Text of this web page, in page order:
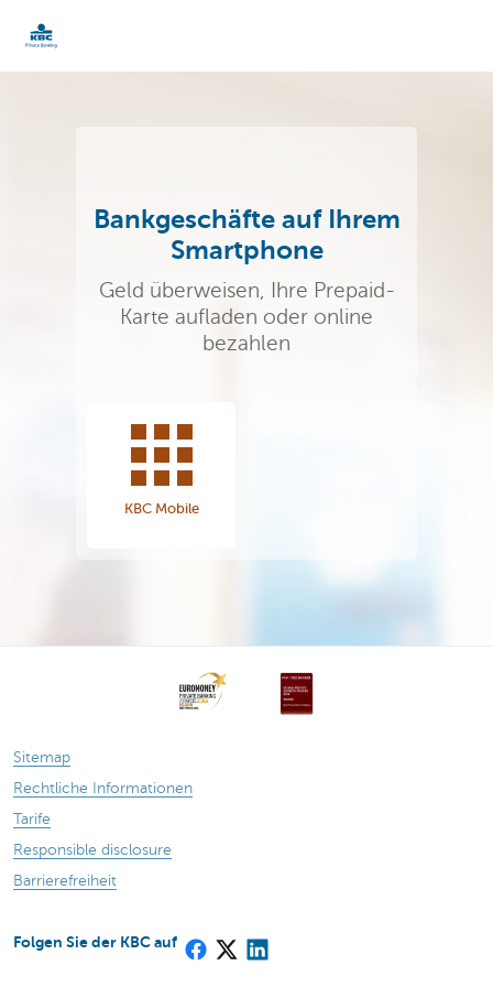
KBC
Bankgeschäfte auf Ihrem
Smartphone
Geld überweisen, Ihre Prepaid-
Karte aufladen oder online
bezahlen
KBC Mobile
Sitemap
Rechtliche Informationen
Tarife
Responsible disclosure
Barrierefreiheit
Folgen Sie der KBC auf